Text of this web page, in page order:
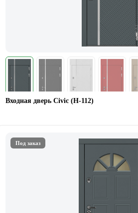
Входная дверь Civic (Н-112)
Под заказ